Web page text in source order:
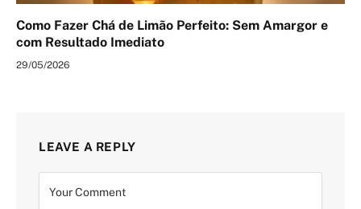
Como Fazer Chá de Limão Perfeito: Sem Amargor e
com Resultado Imediato
29/05/2026
LEAVE A REPLY